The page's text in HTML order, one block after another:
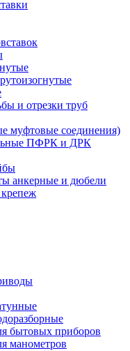
и отрезки труб
муфтовые соединения)
ПФРК и ДРК
анкерные и дюбели
бытовых приборов
манометров